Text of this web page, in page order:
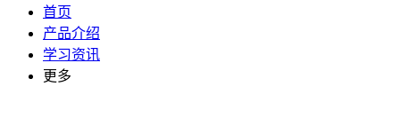
首页
产品介绍
学习资讯
更多